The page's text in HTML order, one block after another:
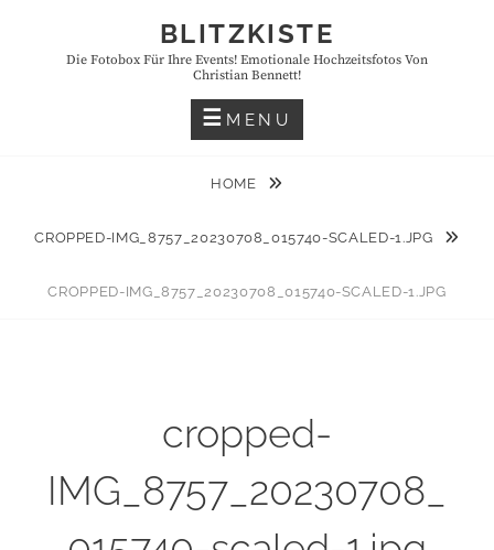
BLITZKISTE
Die Fotobox Für Ihre Events! Emotionale Hochzeitsfotos Von
Christian Bennett!
MENU
HOME
CROPPED-IMG_8757_20230708_015740-SCALED-1.JPG
CROPPED-IMG_8757_20230708_015740-SCALED-1.JPG
cropped-
IMG_8757_20230708_